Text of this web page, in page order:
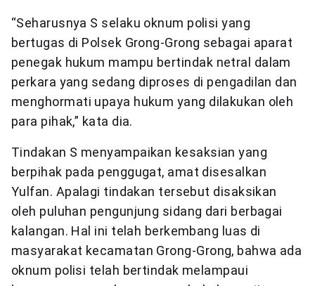
“Seharusnya S selaku oknum polisi yang
bertugas di Polsek Grong-Grong sebagai aparat
penegak hukum mampu bertindak netral dalam
perkara yang sedang diproses di pengadilan dan
menghormati upaya hukum yang dilakukan oleh
para pihak,” kata dia.
Tindakan S menyampaikan kesaksian yang
berpihak pada penggugat, amat disesalkan
Yulfan. Apalagi tindakan tersebut disaksikan
oleh puluhan pengunjung sidang dari berbagai
kalangan. Hal ini telah berkembang luas di
masyarakat kecamatan Grong-Grong, bahwa ada
oknum polisi telah bertindak melampaui